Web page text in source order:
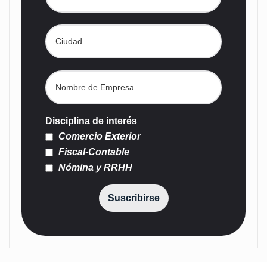
Disciplina de interés
Comercio Exterior
Fiscal-Contable
Nómina y RRHH
Suscribirse